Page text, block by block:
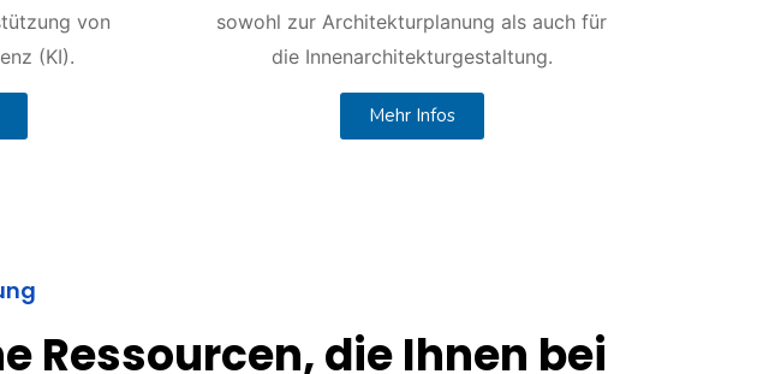
von
(KI).
sowohl zur Architekturplanung als auch für
die Innenarchitekturgestaltung.
Mehr Infos
Ressourcen, die Ihnen bei